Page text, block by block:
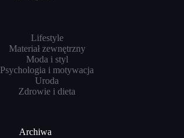
Lifestyle
Materiał zewnętrzny
Moda i styl
Psychologia i motywacja
Uroda
Zdrowie i dieta
Archiwa